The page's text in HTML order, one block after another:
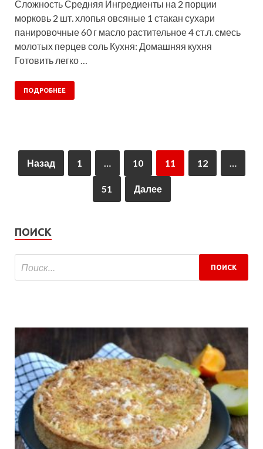
Сложность Средняя Ингредиенты на 2 порции
морковь 2 шт. хлопья овсяные 1 стакан сухари
панировочные 60 г масло растительное 4 ст.л. смесь
молотых перцев соль Кухня: Домашняя кухня
Готовить легко …
ПОДРОБНЕЕ
Назад 1 … 10 11 12 …
51 Далее
ПОИСК